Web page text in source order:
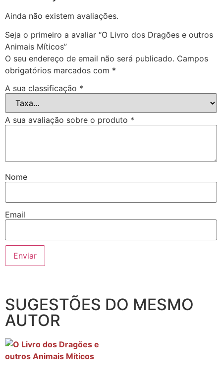
Ainda não existem avaliações.
Seja o primeiro a avaliar “O Livro dos Dragões e outros
Animais Míticos”
O seu endereço de email não será publicado. Campos
obrigatórios marcados com *
A sua classificação *
A sua avaliação sobre o produto *
Nome
Email
SUGESTÕES DO MESMO
AUTOR